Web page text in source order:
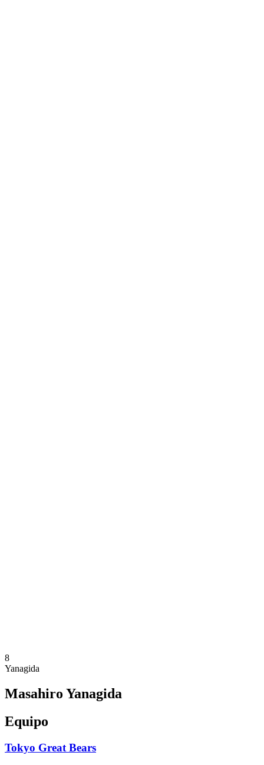
8
Yanagida
Masahiro Yanagida
Equipo
Tokyo Great Bears